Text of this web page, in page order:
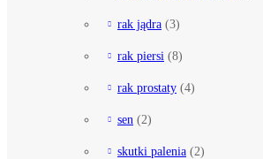
rak jądra (3)
rak piersi (8)
rak prostaty (4)
sen (2)
skutki palenia (2)